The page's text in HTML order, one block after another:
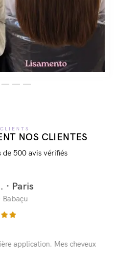
NOS CLIENTES
500 avis vérifiés
· Lyon
Nigelle
Le Nigelle est parfait pour